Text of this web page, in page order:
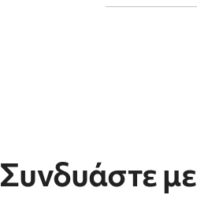
Συνδυάστε με